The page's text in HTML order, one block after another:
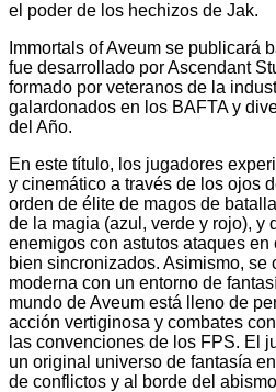
el poder de los hechizos de Jak.
Immortals of Aveum se publicará
fue desarrollado por Ascendant
formado por veteranos de la
galardonados en los BAFTA y
del Año.
En este título, los jugadores
y cinemático a través de los ojos
orden de élite de magos de
de la magia (azul, verde y rojo), y
enemigos con astutos ataques
bien sincronizados. Asimismo, se
moderna con un entorno de
mundo de Aveum está lleno de
acción vertiginosa y combates
las convenciones de los FPS. El
un original universo de fantasía
de conflictos y al borde del